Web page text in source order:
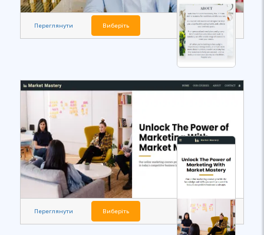
Переглянути Виберіть
Переглянути Виберіть